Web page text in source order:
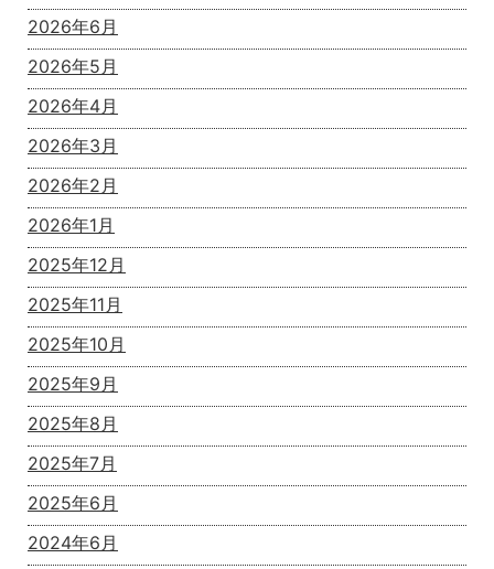
2026年6月
2026年5月
2026年4月
2026年3月
2026年2月
2026年1月
2025年12月
2025年11月
2025年10月
2025年9月
2025年8月
2025年7月
2025年6月
2024年6月